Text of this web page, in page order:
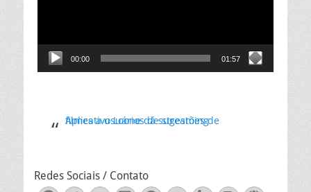
00:00 01:57
Aplicativo Loone dá sugestões de filmes a usuários de streaming
Redes Sociais / Contato